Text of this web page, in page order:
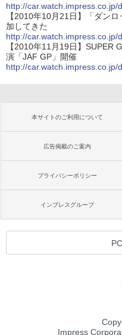
http://
【2010年10月21日】「ダン
加してきた
http://
【2010年11月19日】SUPER
演「JAF GP」開催
http://car.watch.impress.co.jp/
本サイトのご利用について
広告掲載のご案内
プライバシーポリシー
インプレスグループ
Impress